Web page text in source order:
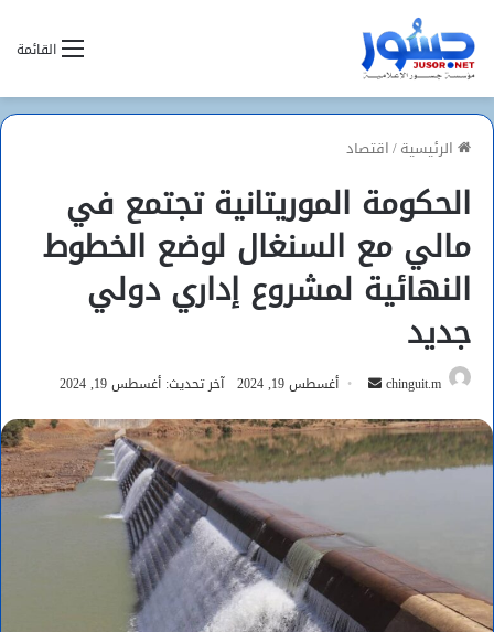
القائمة
الرئيسية/اقتصاد
الحكومة الموريتانية تجتمع في
مالي مع السنغال لوضع الخطوط
النهائية لمشروع إداري دولي
جديد
chinguit.m
أرسل
إلكترونيا
أغسطس 19, 2024 آخر تحديث: أغسطس 19, 2024